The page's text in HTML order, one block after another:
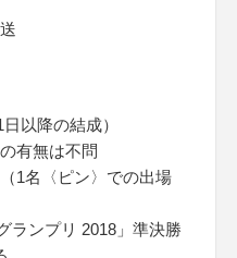
以降の結成）
有無は不問
1名〈ピン〉での出場
ランプリ 2018」準決勝